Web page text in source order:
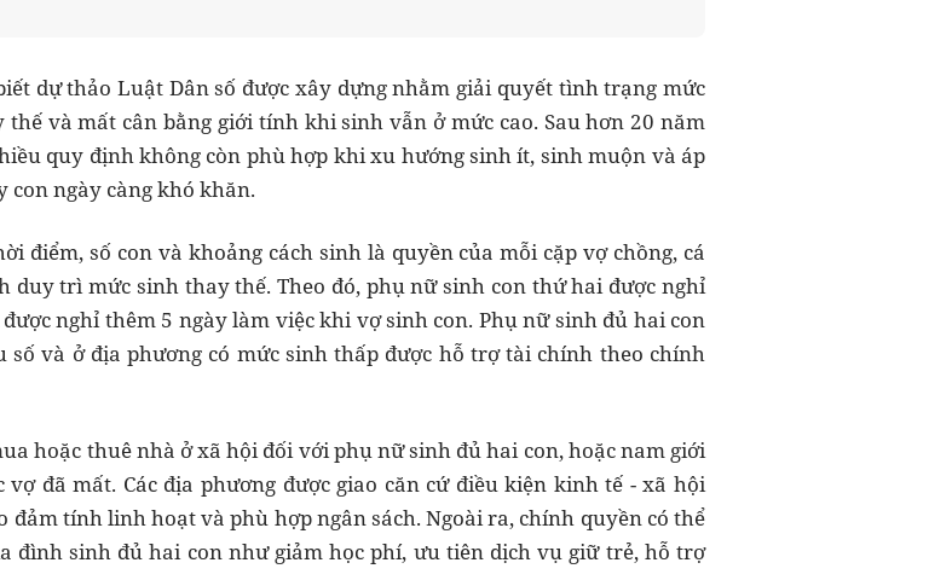
dự thảo Luật Dân số được xây dựng nhằm giải quyết tình trạng mức
và mất cân bằng giới tính khi sinh vẫn ở mức cao. Sau hơn 20 năm
quy định không còn phù hợp khi xu hướng sinh ít, sinh muộn và áp
ngày càng khó khăn.
điểm, số con và khoảng cách sinh là quyền của mỗi cặp vợ chồng, cá
duy trì mức sinh thay thế. Theo đó, phụ nữ sinh con thứ hai được nghỉ
nghỉ thêm 5 ngày làm việc khi vợ sinh con. Phụ nữ sinh đủ hai con
và ở địa phương có mức sinh thấp được hỗ trợ tài chính theo chính
hoặc thuê nhà ở xã hội đối với phụ nữ sinh đủ hai con, hoặc nam giới
đã mất. Các địa phương được giao căn cứ điều kiện kinh tế - xã hội
đảm tính linh hoạt và phù hợp ngân sách. Ngoài ra, chính quyền có thể
đình sinh đủ hai con như giảm học phí, ưu tiên dịch vụ giữ trẻ, hỗ trợ